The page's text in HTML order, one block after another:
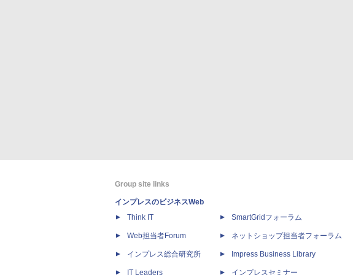
Group site links
インプレスのビジネスWeb
Think IT
Web担当者Forum
インプレス総合研究所
IT Leaders
SmartGridフォーラム
ネットショップ担当者フォーラム
Impress Business Library
インプレスセミナー